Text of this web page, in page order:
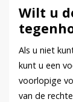
Wilt u
Als u niet
kunt u een
voorlopige
van de